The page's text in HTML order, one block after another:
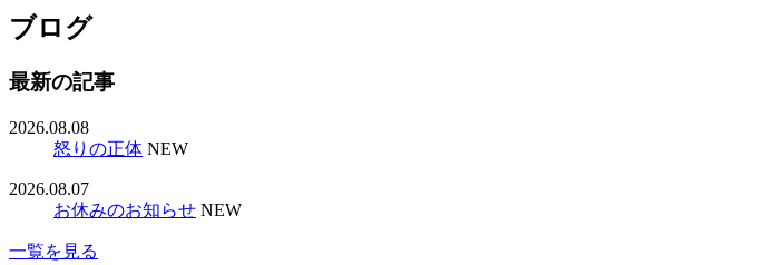
ブログ
最新の記事
2026.08.08
怒りの正体 NEW
2026.08.07
お休みのお知らせ NEW
一覧を見る